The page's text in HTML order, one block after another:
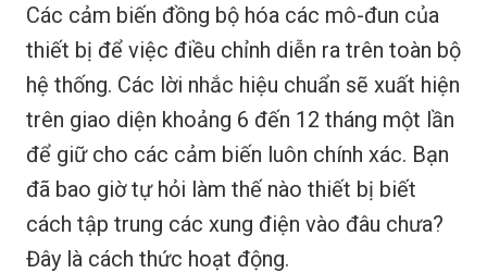
Các cảm biến đồng bộ hóa các mô-đun của
thiết bị để việc điều chỉnh diễn ra trên toàn bộ
hệ thống. Các lời nhắc hiệu chuẩn sẽ xuất hiện
trên giao diện khoảng 6 đến 12 tháng một lần
để giữ cho các cảm biến luôn chính xác. Bạn
đã bao giờ tự hỏi làm thế nào thiết bị biết
cách tập trung các xung điện vào đâu chưa?
Đây là cách thức hoạt động.